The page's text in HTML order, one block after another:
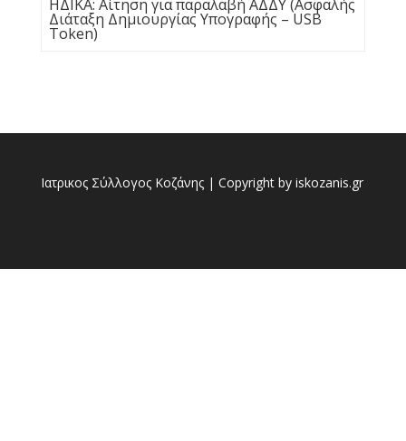
ΗΔΙΚΑ: Αίτηση για παραλαβή ΑΔΔΥ (Ασφαλής
Διάταξη Δημιουργίας Υπογραφής – USB
Token)
Ιατρικος Σύλλογος Κοζάνης | Copyright by iskozanis.gr